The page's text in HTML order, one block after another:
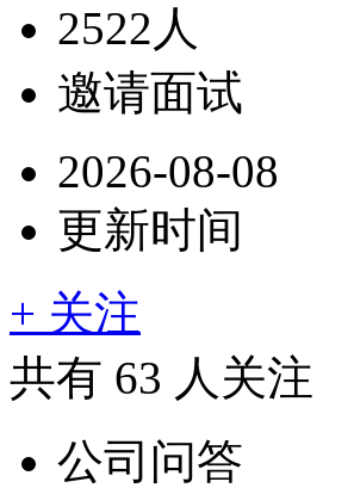
2522人
邀请面试
2026-08-08
更新时间
+ 关注
共有 63 人关注
公司问答